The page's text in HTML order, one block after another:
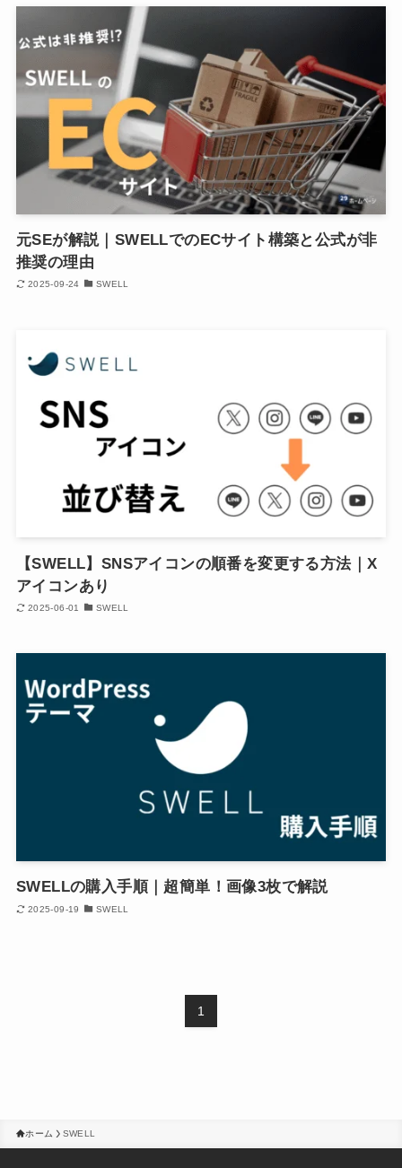
元SEが解説｜SWELLでのECサイト構築と公式が非
推奨の理由
2025-09-24 SWELL
【SWELL】SNSアイコンの順番を変更する方法｜X
アイコンあり
2025-06-01 SWELL
SWELLの購入手順｜超簡単！画像3枚で解説
2025-09-19 SWELL
1
ホーム SWELL